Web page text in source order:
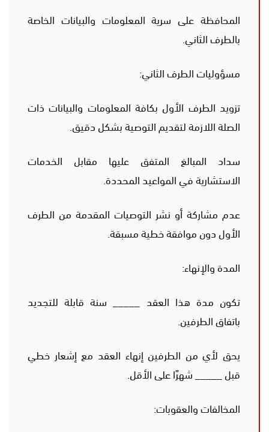
المحافظة على سرية المعلومات والبيانات الخاصة
بالطرف الثاني.
مسؤوليات الطرف الثاني:
تزويد الطرف الأول بكافة المعلومات والبيانات ذات
الصلة اللازمة لتقديم التوصية بشكل دقيق.
سداد المبالغ المتفق عليها مقابل الخدمات
الاستشارية في المواعيد المحددة.
عدم مشاركة أو نشر التوصيات المقدمة من الطرف
الأول دون موافقة خطية مسبقة.
المدة والإنهاء:
تكون مدة هذا العقد _____ سنة قابلة للتجديد
باتفاق الطرفين.
يحق لأي من الطرفين إنهاء العقد مع إشعار خطي
قبل _____ شهرًا على الأقل.
المخالفات والعقوبات: